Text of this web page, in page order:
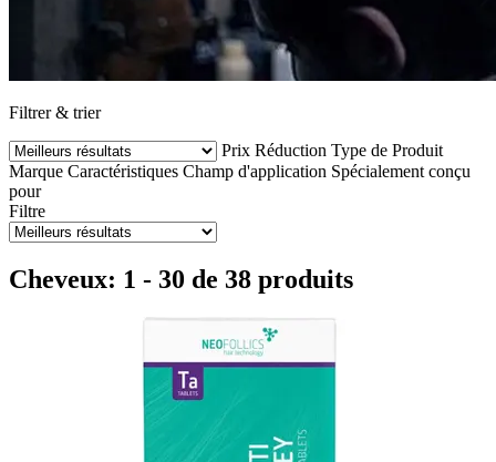
Filtrer & trier
Prix Réduction Type de Produit
Marque Caractéristiques Champ d'application Spécialement conçu
pour
Filtre
Cheveux: 1 - 30 de 38 produits